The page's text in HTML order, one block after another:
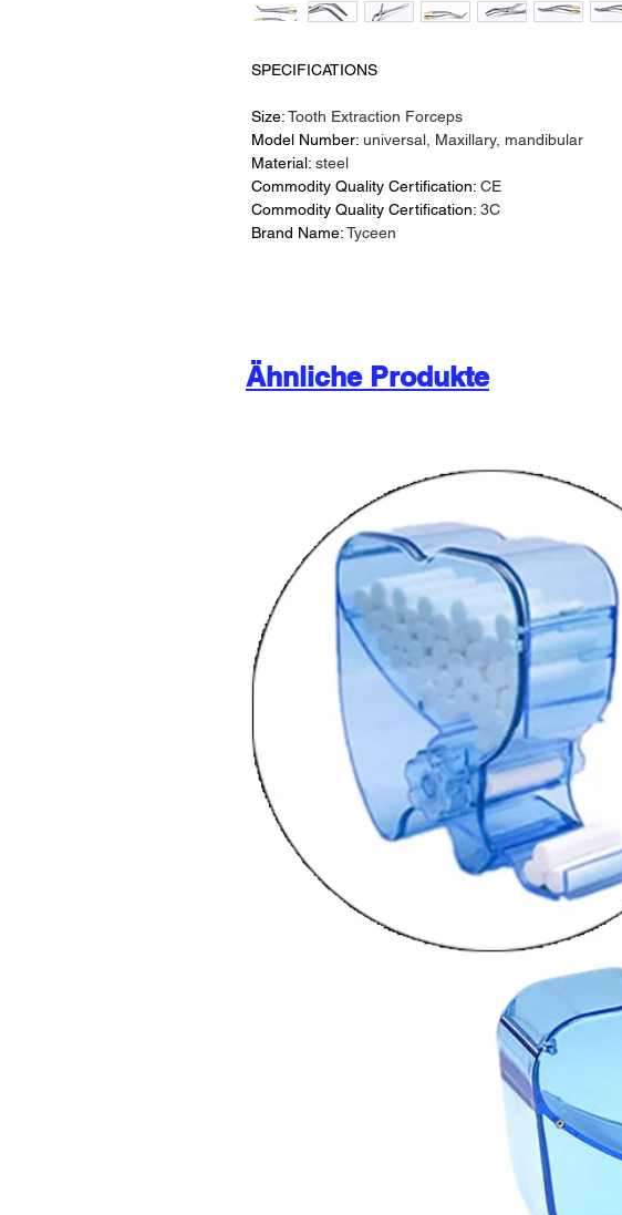
SPECIFICATIONS
Size:Tooth Extraction Forceps
Model Number: universal, Maxillary, mandibular
Material: steel
Commodity Quality Certification: CE
Commodity Quality Certification: 3C
Brand Name:Tyceen
Ähnliche Produkte